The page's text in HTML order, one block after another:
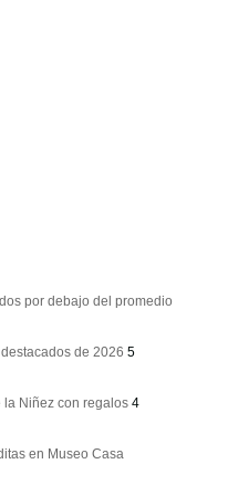
por debajo del promedio
de 2026 5
la Niñez con regalos 4
en Museo Casa